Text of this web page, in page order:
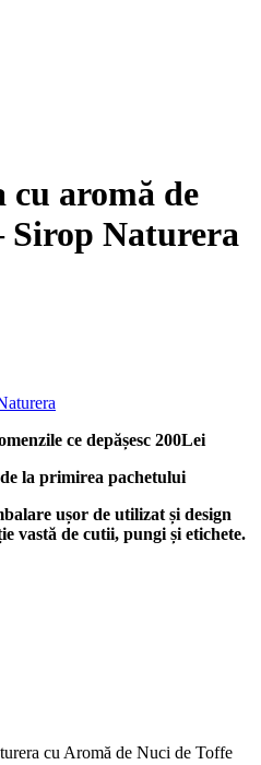
aromă de
Sirop Naturera
ce depășesc 200Lei
la primirea pachetului
ușor de utilizat și design
vastă de cutii, pungi și etichete.
cu Aromă de Nuci de Toffe